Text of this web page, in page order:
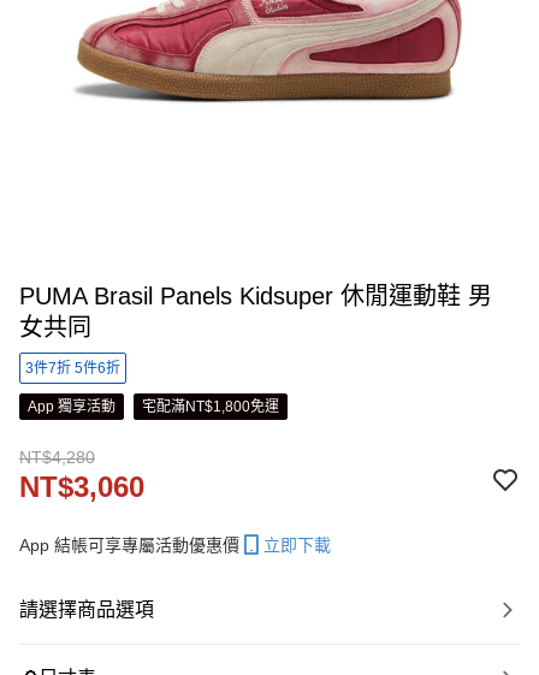
PUMA Brasil Panels Kidsuper 休閒運動鞋 男
女共同
3件7折 5件6折
App 獨享活動 宅配滿NT$1,800免運
NT$4,280
NT$3,060
App 結帳可享專屬活動優惠價 立即下載
請選擇商品選項